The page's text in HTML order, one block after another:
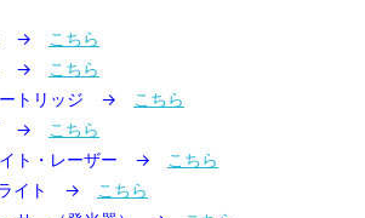
→
こちら
→
こちら
ートリッジ →
こちら
→
こちら
イト・レーザー →
こちら
ライト →
こちら